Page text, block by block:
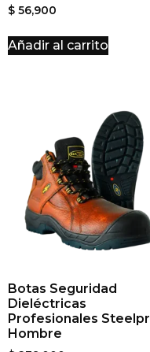
$ 56,900
Añadir al carrito
Botas Seguridad
Dieléctricas
Profesionales
Hombre